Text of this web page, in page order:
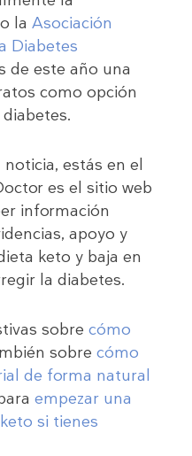
la Asociación
Diabetes
de este año una
como opción
estás en el
es el sitio web
información
apoyo y
keto y baja en
la diabetes.
sobre cómo
sobre cómo
de forma natural
empezar una
si tienes